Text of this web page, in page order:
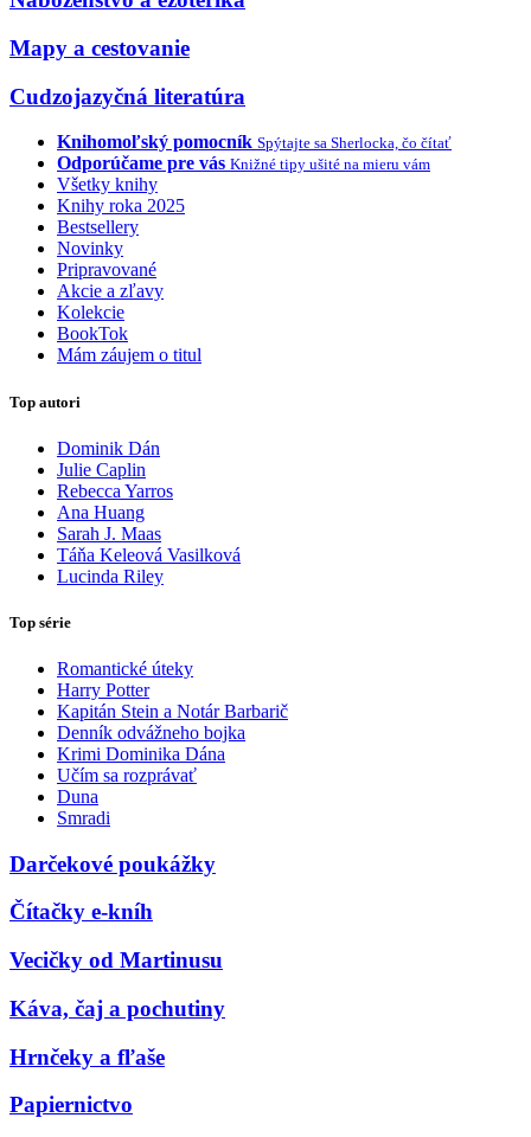
Mapy a cestovanie
Cudzojazyčná literatúra
Knihomoľský pomocník Spýtajte sa Sherlocka, čo čítať
Odporúčame pre vás Knižné tipy ušité na mieru vám
Všetky knihy
Knihy roka 2025
Bestsellery
Novinky
Pripravované
Akcie a zľavy
Kolekcie
BookTok
Mám záujem o titul
Top autori
Dominik Dán
Julie Caplin
Rebecca Yarros
Ana Huang
Sarah J. Maas
Táňa Keleová Vasilková
Lucinda Riley
Top série
Romantické úteky
Harry Potter
Kapitán Stein a Notár Barbarič
Denník odvážneho bojka
Krimi Dominika Dána
Učím sa rozprávať
Duna
Smradi
Darčekové poukážky
Čítačky e-kníh
Vecičky od Martinusu
Káva, čaj a pochutiny
Hrnčeky a fľaše
Papiernictvo